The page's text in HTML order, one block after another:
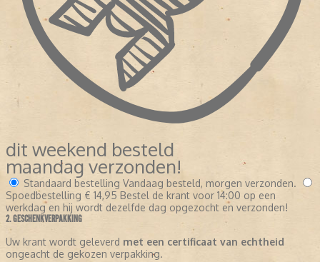
dit weekend besteld
maandag verzonden!
Standaard bestelling Vandaag besteld, morgen verzonden.
Spoedbestelling € 14,95 Bestel de krant voor 14:00 op een
werkdag en hij wordt dezelfde dag opgezocht en verzonden!
2. GESCHENKVERPAKKING
Uw krant wordt geleverd met een certificaat van echtheid
ongeacht de gekozen verpakking.